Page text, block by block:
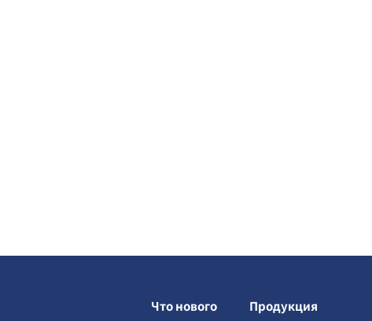
Что нового Продукция